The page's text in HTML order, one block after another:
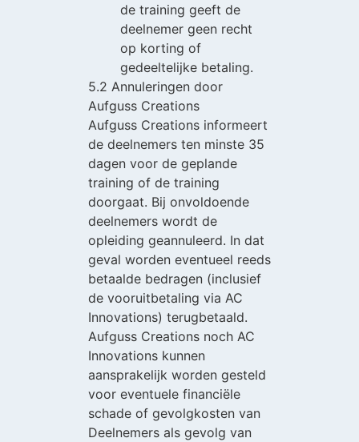
de training geeft de
deelnemer geen recht
op korting of
gedeeltelijke betaling.
5.2 Annuleringen door
Aufguss Creations
Aufguss Creations informeert
de deelnemers ten minste 35
dagen voor de geplande
training of de training
doorgaat. Bij onvoldoende
deelnemers wordt de
opleiding geannuleerd. In dat
geval worden eventueel reeds
betaalde bedragen (inclusief
de vooruitbetaling via AC
Innovations) terugbetaald.
Aufguss Creations noch AC
Innovations kunnen
aansprakelijk worden gesteld
voor eventuele financiële
schade of gevolgkosten van
Deelnemers als gevolg van